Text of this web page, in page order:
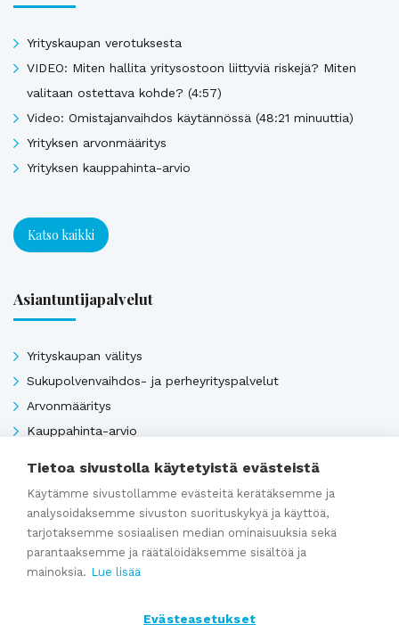
Yrityskaupan verotuksesta
VIDEO: Miten hallita yritysostoon liittyviä riskejä? Miten
valitaan ostettava kohde? (4:57)
Video: Omistajanvaihdos käytännössä (48:21 minuuttia)
Yrityksen arvonmääritys
Yrityksen kauppahinta-arvio
Katso kaikki
Asiantuntijapalvelut
Yrityskaupan välitys
Sukupolvenvaihdos- ja perheyrityspalvelut
Arvonmääritys
Kauppahinta-arvio
Katso kaikki
Tietoa sivustolla käytetyistä evästeistä
Käytämme sivustollamme evästeitä kerätäksemme ja
analysoidaksemme sivuston suorituskykyä ja käyttöä,
tarjotaksemme sosiaalisen median ominaisuuksia sekä
parantaaksemme ja räätälöidäksemme sisältöä ja
mainoksia. Lue lisää
Evästeasetukset